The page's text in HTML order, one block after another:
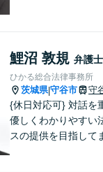
実・迅速・丁寧な事
心掛けています。
鯉沼 敦規 弁護士
ひかる総合法律事務所
茨城県|守谷市 守
{休日対応可} 対話を
優しくわかりやすい
スの提供を目指して